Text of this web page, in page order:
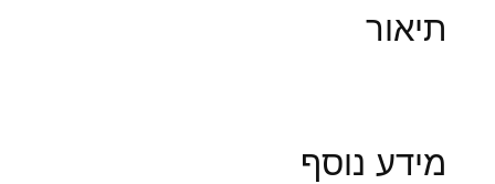
תיאור
מידע נוסף